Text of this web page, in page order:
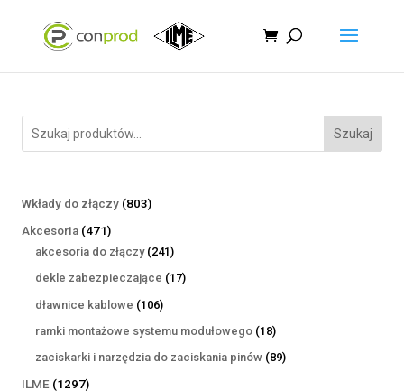
Szukaj
Wkłady do złączy 803803
Akcesoria 471471
produktów
akcesoria do złączy 241241
produktów
dekle zabezpieczające 1717
dławnice kablowe 106106
produktów
ramki montażowe systemu modułowego 1818
produktów
zaciskarki i narzędzia do zaciskania pinów 8989
ILME 12971297